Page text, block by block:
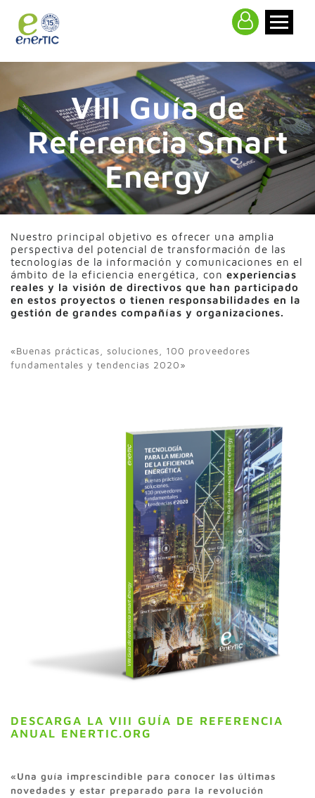
VIII Guía de
Referencia Smart
Energy
Nuestro principal objetivo es ofrecer una amplia
perspectiva del potencial de transformación de las
tecnologías de la información y comunicaciones en el
ámbito de la eficiencia energética, con experiencias
reales y la visión de directivos que han participado
en estos proyectos o tienen responsabilidades en la
gestión de grandes compañías y organizaciones.
«Buenas prácticas, soluciones, 100 proveedores
fundamentales y tendencias 2020»
DESCARGA LA VIII GUÍA DE REFERENCIA
ANUAL ENERTIC.ORG
«Una guía imprescindible para conocer las últimas
novedades y estar preparado para la revolución